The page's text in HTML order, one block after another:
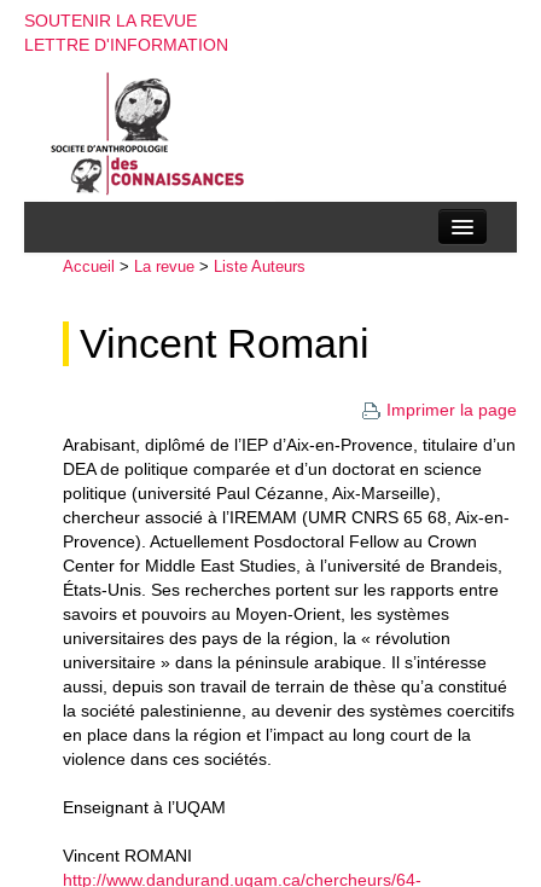
SOUTENIR LA REVUE
LETTRE D'INFORMATION
La société d’anthropologie des connaissances
Recherches
Instructions aux auteurs
Evenements
Accueil > La revue > Liste Auteurs
Vincent Romani
Imprimer la page
Arabisant, diplômé de l’IEP d’Aix-en-Provence, titulaire d’un
DEA de politique comparée et d’un doctorat en science
politique (université Paul Cézanne, Aix-Marseille),
chercheur associé à l’IREMAM (UMR CNRS 65 68, Aix-en-
Provence). Actuellement Posdoctoral Fellow au Crown
Center for Middle East Studies, à l’université de Brandeis,
États-Unis. Ses recherches portent sur les rapports entre
savoirs et pouvoirs au Moyen-Orient, les systèmes
universitaires des pays de la région, la « révolution
universitaire » dans la péninsule arabique. Il s’intéresse
aussi, depuis son travail de terrain de thèse qu’a constitué
la société palestinienne, au devenir des systèmes coercitifs
en place dans la région et l’impact au long court de la
violence dans ces sociétés.
Enseignant à l’UQAM
Vincent ROMANI
http://www.dandurand.uqam.ca/chercheurs/64-